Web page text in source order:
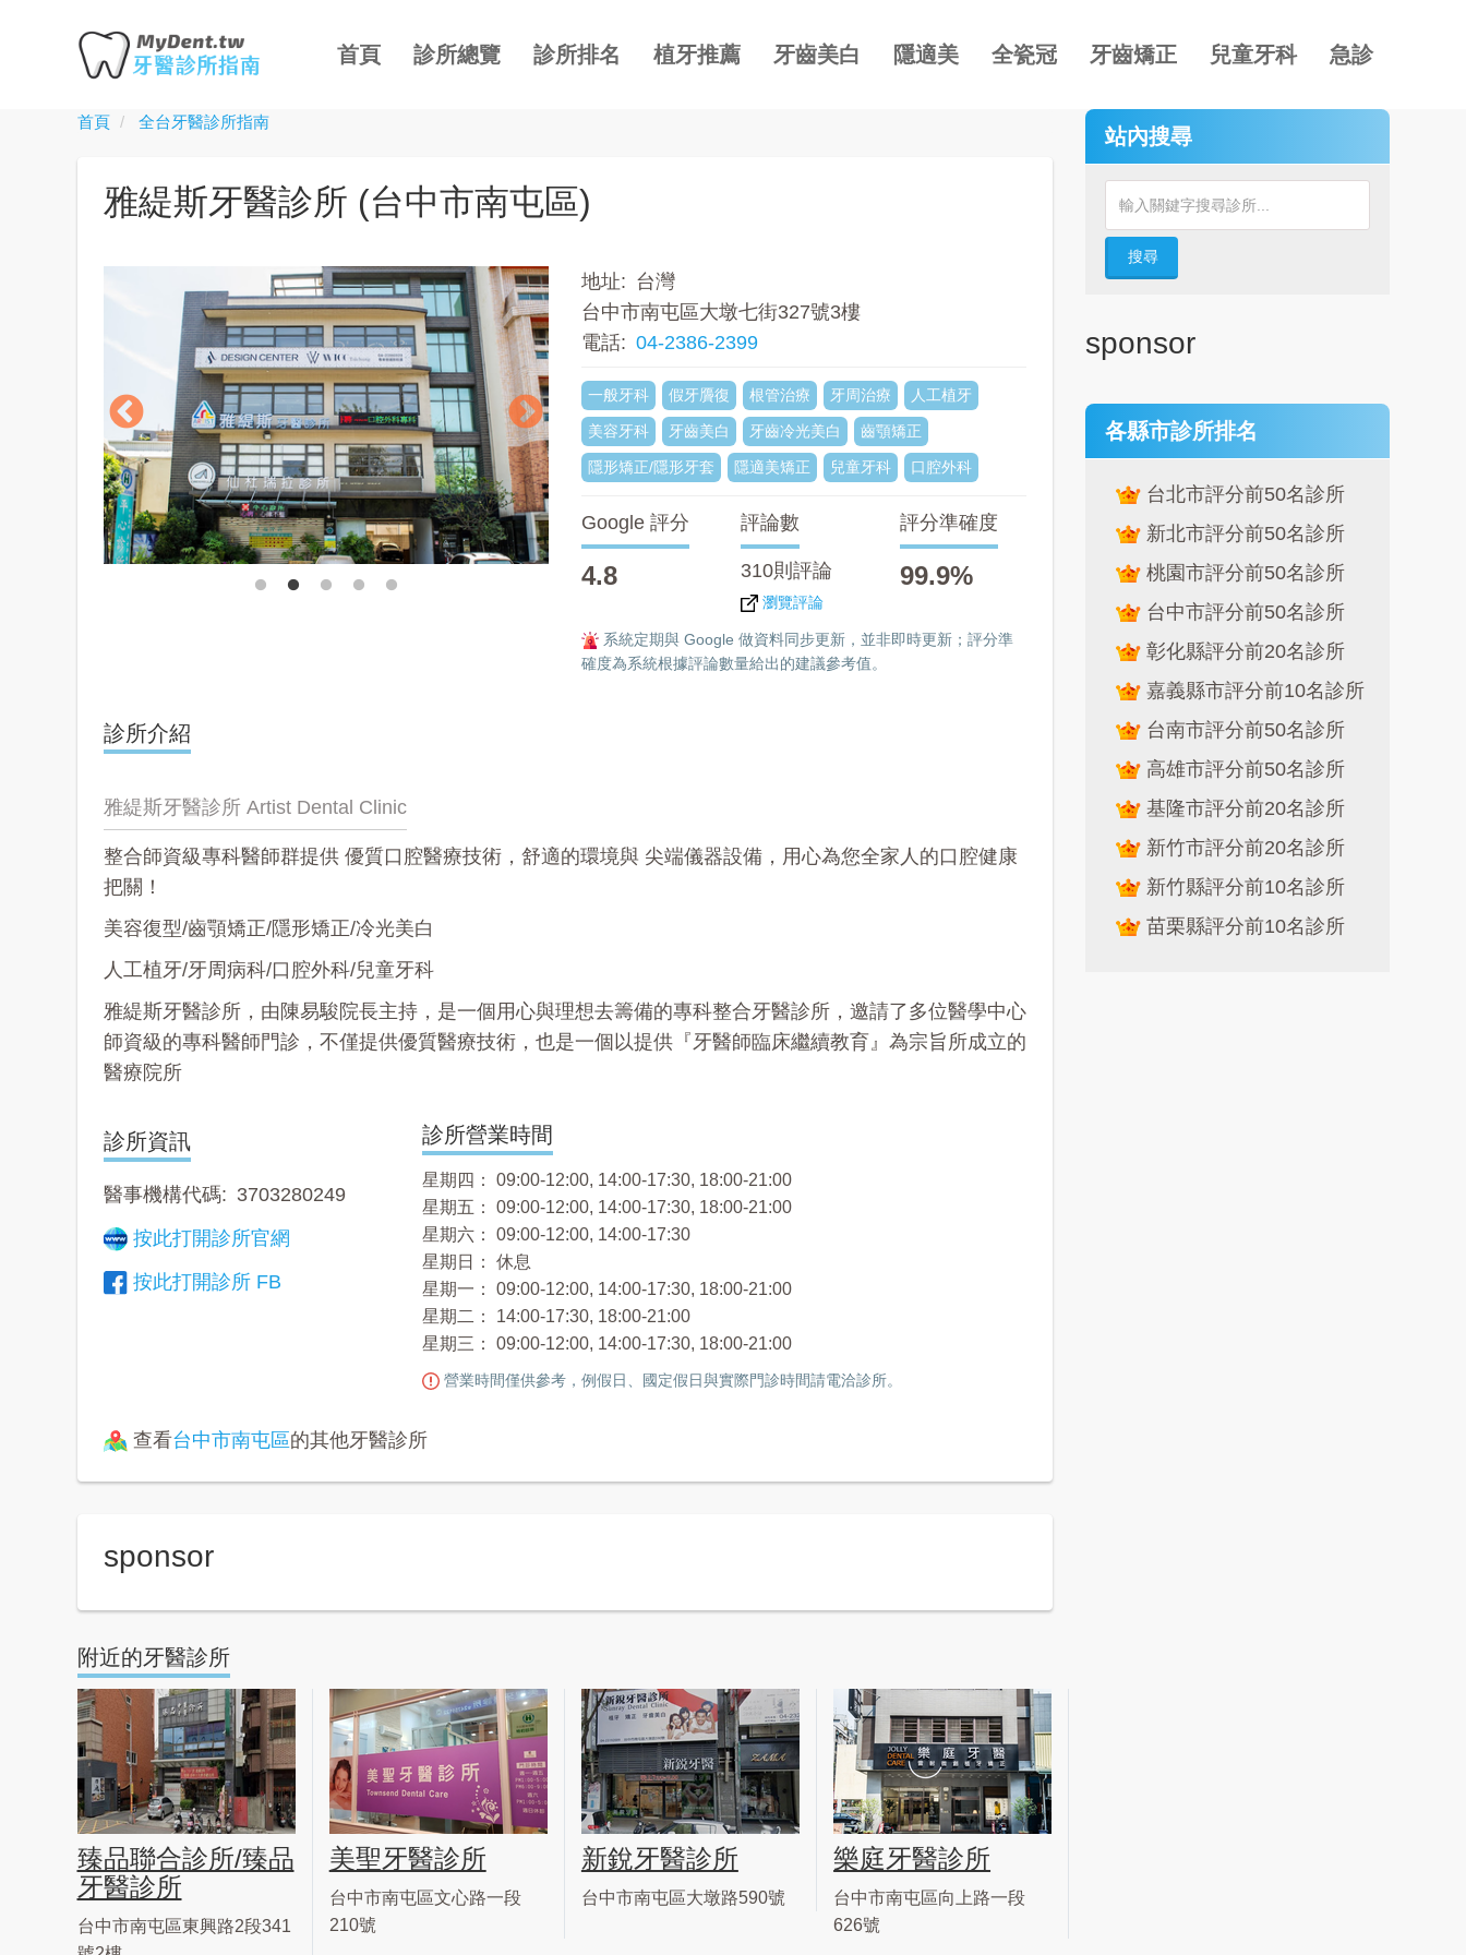
Toggle
導
首頁 診所總覽 診所排名 植牙推薦 牙齒美白 隱適美 全瓷冠 牙齒矯正 兒童牙科 急診
首頁 全台牙醫診所指南
雅緹斯牙醫診所 (台中市南屯區)
地址
台灣
台中市南屯區大墩七街327號3樓
電話
04-2386-2399
一般牙科 假牙贗復 根管治療 牙周治療 人工植牙
美容牙科 牙齒美白 牙齒冷光美白 齒顎矯正
隱形矯正/隱形牙套 隱適美矯正 兒童牙科 口腔外科
Google 評分
4.8
評論數
310則評論
瀏覽評論
評分準確度
99.9%
系統定期與 Google 做資料同步更新，並非即時更新；評分準
確度為系統根據評論數量給出的建議參考值。
診所介紹
雅緹斯牙醫診所 Artist Dental Clinic
整合師資級專科醫師群提供 優質口腔醫療技術，舒適的環境與 尖端儀器設備，用心為您全家人的口腔健康
把關！
美容復型/齒顎矯正/隱形矯正/冷光美白
人工植牙/牙周病科/口腔外科/兒童牙科
雅緹斯牙醫診所，由陳易駿院長主持，是一個用心與理想去籌備的專科整合牙醫診所，邀請了多位醫學中心
師資級的專科醫師門診，不僅提供優質醫療技術，也是一個以提供『牙醫師臨床繼續教育』為宗旨所成立的
醫療院所
診所資訊
醫事機構代碼
3703280249
按此打開診所官網
按此打開診所 FB
診所營業時間
星期四： 09:00-12:00, 14:00-17:30, 18:00-21:00
星期五： 09:00-12:00, 14:00-17:30, 18:00-21:00
星期六： 09:00-12:00, 14:00-17:30
星期日： 休息
星期一： 09:00-12:00, 14:00-17:30, 18:00-21:00
星期二： 14:00-17:30, 18:00-21:00
星期三： 09:00-12:00, 14:00-17:30, 18:00-21:00
營業時間僅供參考，例假日、國定假日與實際門診時間請電洽診所。
查看台中市南屯區的其他牙醫診所
sponsor
附近的牙醫診所
臻品聯合診所/臻品
牙醫診所
台中市南屯區東興路2段341
美聖牙醫診所
台中市南屯區文心路一段
210號
新銳牙醫診所
台中市南屯區大墩路590號
樂庭牙醫診所
台中市南屯區向上路一段
626號
站內搜尋
搜尋
sponsor
各縣市診所排名
台北市評分前50名診所
新北市評分前50名診所
桃園市評分前50名診所
台中市評分前50名診所
彰化縣評分前20名診所
嘉義縣市評分前10名診所
台南市評分前50名診所
高雄市評分前50名診所
基隆市評分前20名診所
新竹市評分前20名診所
新竹縣評分前10名診所
苗栗縣評分前10名診所